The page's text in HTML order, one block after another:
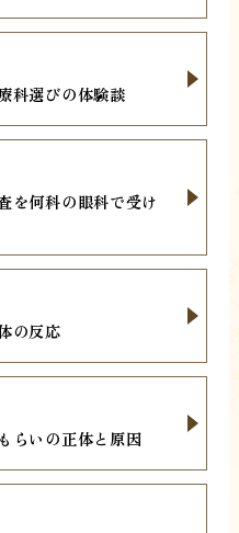
科選びの体験談
を何科の眼科で受け
の反応
らいの正体と原因